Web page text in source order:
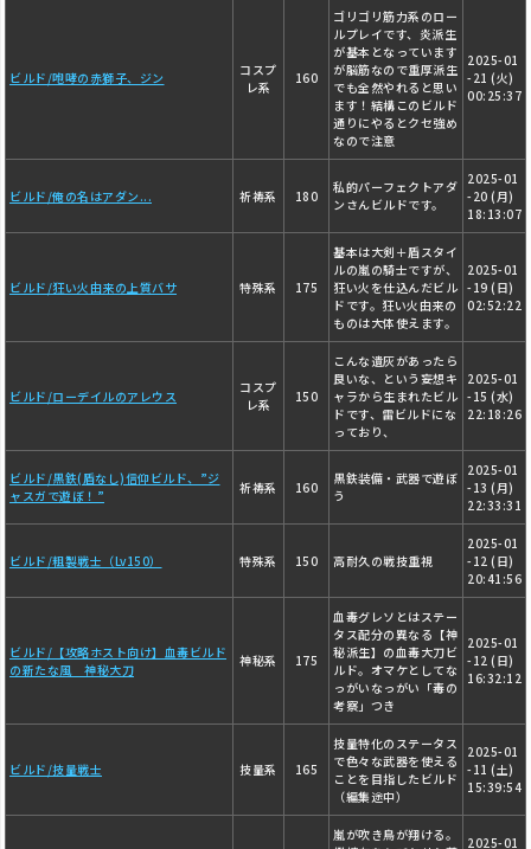
ビルド/咆哮の赤獅子、ジン
コスプ
レ系
160
ゴリゴリ筋力系のロー
ルプレイです、炎派生
が基本となっています
が脳筋なので重厚派生
でも全然やれると思い
ます！結構このビルド
通りにやるとクセ強め
なので注意
2025-01
-21 (火)
00:25:37
ビルド/俺の名はアダン... 祈祷系 180
私的パーフェクトアダ
ンさんビルドです。
2025-01
-20 (月)
18:13:07
ビルド/狂い火由来の上質バサ 特殊系 175
基本は大剣＋盾スタイ
ルの嵐の騎士ですが、
狂い火を仕込んだビル
ドです。狂い火由来の
ものは大体使えます。
2025-01
-19 (日)
02:52:22
ビルド/ローデイルのアレウス
コスプ
レ系
150
こんな遺灰があったら
良いな、という妄想キ
ャラから生まれたビル
ドです、雷ビルドにな
っており、
2025-01
-15 (水)
22:18:26
ビルド/黒鉄(盾なし)信仰ビルド、”ジ
ャスガで遊ぼ！”
祈祷系 160
黒鉄装備・武器で遊ぼ
う
2025-01
-13 (月)
22:33:31
ビルド/粗製戦士（Lv150） 特殊系 150 高耐久の戦技重視
2025-01
-12 (日)
20:41:56
ビルド/【攻略ホスト向け】血毒ビルド
の新たな風 神秘大刀
神秘系 175
血毒グレソとはステー
タス配分の異なる【神
秘派生】の血毒大刀ビ
ルド。オマケとしてな
っがいなっがい「毒の
考察」つき
2025-01
-12 (日)
16:32:12
ビルド/技量戦士 技量系 165
技量特化のステータス
で色々な武器を使える
ことを目指したビルド
（編集途中）
2025-01
-11 (土)
15:39:54
嵐が吹き鳥が翔ける。
2025-01